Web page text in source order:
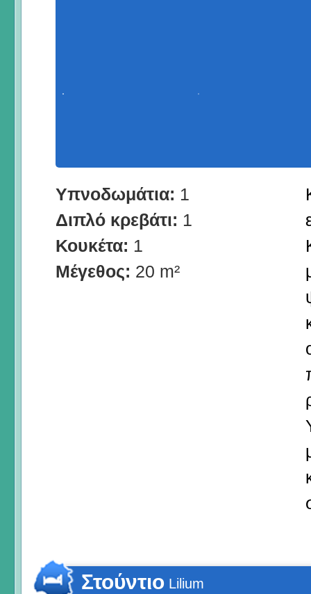
Υπνοδωμάτια: 1
Διπλό κρεβάτι: 1
Κουκέτα: 1
Μέγεθος: 20 m²
Στούντιο Lilium